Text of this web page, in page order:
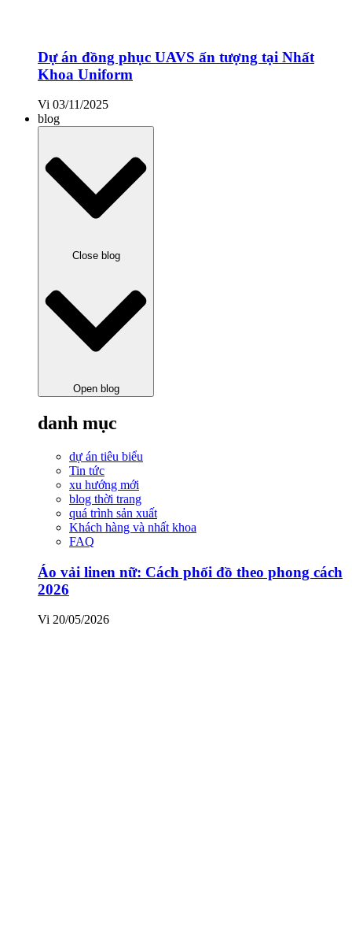
Dự án đồng phục UAVS ấn tượng tại Nhất
Khoa Uniform
Vi 03/11/2025
blog
Close blog
Open blog
danh mục
dự án tiêu biểu
Tin tức
xu hướng mới
blog thời trang
quá trình sản xuất
Khách hàng và nhất khoa
FAQ
Áo vải linen nữ: Cách phối đồ theo phong cách
2026
Vi 20/05/2026